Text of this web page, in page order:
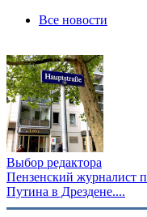
Все новости
Выбор редактора
Пензенский журналист
Путина в Дрездене....